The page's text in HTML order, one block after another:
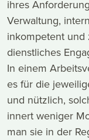
ihres
Verwaltung,
inkompetent und
dienstliches
In einem
es für die
und nützlich,
innert weniger
man sie in der